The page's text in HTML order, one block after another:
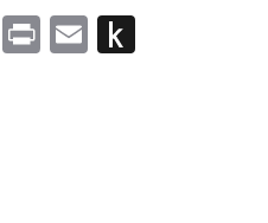
Pocket
PrintEmail